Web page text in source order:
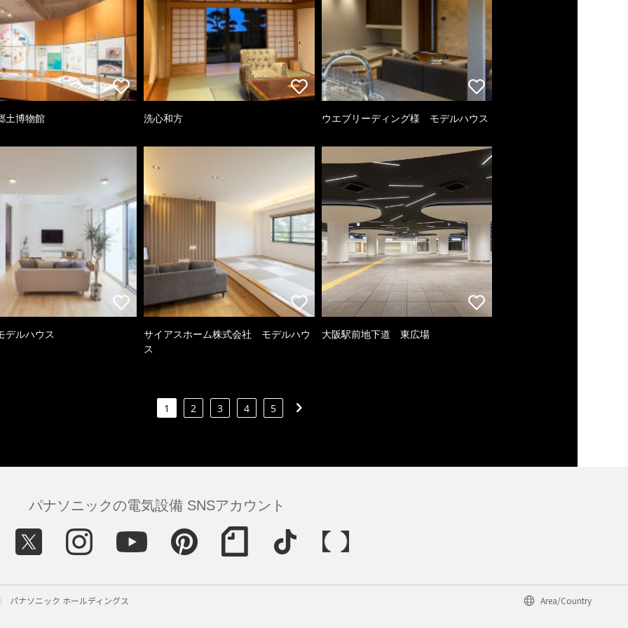
土博物館 洗心和方 ウエブリーディング様 モデルハウス
デルハウス
サイアスホーム株式会社 モデルハウ
ス
大阪駅前地下道 東広場
1 2 3 4 5
パナソニックの電気設備 SNSアカウント
パナソニック ホールディングス Area/Country